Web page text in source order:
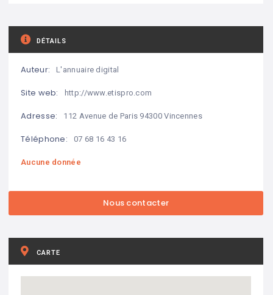
DÉTAILS
Auteur: L'annuaire digital
Site web: http://www.etispro.com
Adresse: 112 Avenue de Paris 94300 Vincennes
Téléphone: 07 68 16 43 16
Aucune donnée
CARTE